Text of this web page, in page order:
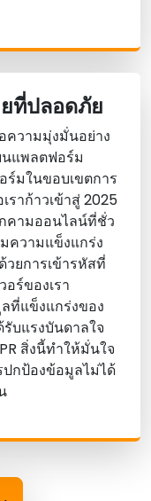
ที่ปลอดภัย
ความมุ่งมั่นอย่าง
แพลตฟอร์ม
มในขอบเขตการ
ราก้าวเข้าสู่ 2025
คามออนไลน์ที่ชั่ว
ความแข็งแกร่ง
ยการเข้ารหัสที่
ร์ของเรา
ที่แข็งแกร่งของ
บแรงบันดาลใจ
สิ่งนี้ทําให้มั่นใจ
ปกป้องข้อมูลไม่ได้